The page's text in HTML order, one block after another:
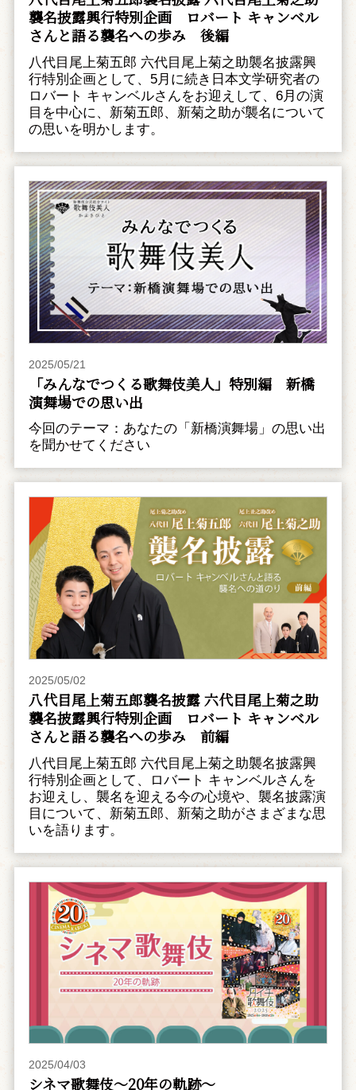
襲名披露興行特別企画 ――ロバート キャンベル
さんと語る襲名への歩み 後編
八代目尾上菊五郎 六代目尾上菊之助襲名披露興
行特別企画として、5月に続き日本文学研究者の
ロバート キャンベルさんをお迎えして、6月の演
目を中心に、新菊五郎、新菊之助が襲名について
の思いを明かします。
2025/05/21
「みんなでつくる歌舞伎美人」特別編 新橋
演舞場での思い出
今回のテーマ：あなたの「新橋演舞場」の思い出
を聞かせてください
2025/05/02
八代目尾上菊五郎襲名披露 六代目尾上菊之助
襲名披露興行特別企画 ――ロバート キャンベル
さんと語る襲名への歩み 前編
八代目尾上菊五郎 六代目尾上菊之助襲名披露興
行特別企画として、ロバート キャンベルさんを
お迎えし、襲名を迎える今の心境や、襲名披露演
目について、新菊五郎、新菊之助がさまざまな思
いを語ります。
2025/04/03
シネマ歌舞伎～20年の軌跡～